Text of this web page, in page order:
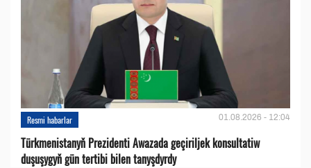
Resmi habarlar 01.08.2026 - 12:04
Türkmenistanyň Prezidenti Awazada geçiriljek konsultatiw
duşuşygyň gün tertibi bilen tanyşdyrdy